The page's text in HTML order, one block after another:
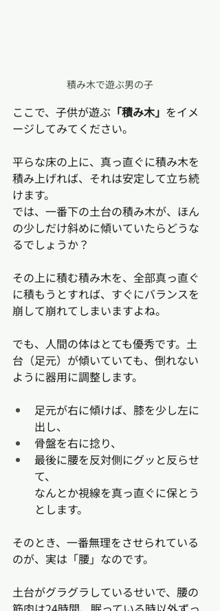
積み木で遊ぶ男の子
ここで、子供が遊ぶ 「積み木」 をイメ
ージしてみてください。
平らな床の上に、真っ直ぐに積み木を
積み上げれば、それは安定して立ち続
けます。
では、一番下の土台の積み木が、ほん
の少しだけ斜めに傾いていたらどうな
るでしょうか？
その上に積む積み木を、全部真っ直ぐ
に積もうとすれば、すぐにバランスを
崩して崩れてしまいますよね。
でも、人間の体はとても優秀です。土
台（足元）が傾いていても、倒れない
ように器用に調整します。
足元が右に傾けば、膝を少し左に
出し、
骨盤を右に捻り、
最後に腰を反対側にグッと反らせ
て、
なんとか視線を真っ直ぐに保とう
とします。
そのとき、一番無理をさせられている
のが、実は「腰」なのです。
土台がグラグラしているせいで、腰の